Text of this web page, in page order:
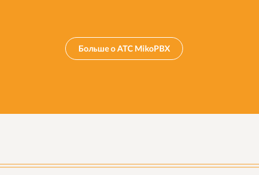
Больше о АТС MikoPBX